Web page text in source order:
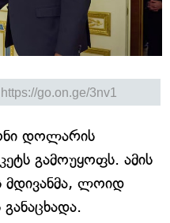
დოლარის
გამოუყოფს. ამის
მდივანმა, ლოიდ
განაცხადა.